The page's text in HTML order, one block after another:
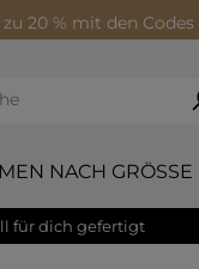
20 % mit den Codes
NACH GRÖSSE
für dich gefertigt